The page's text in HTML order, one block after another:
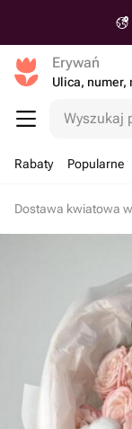
Erywań
Ulica, numer,
Wyszukaj
Rabaty Popularne
Dostawa kwiatowa